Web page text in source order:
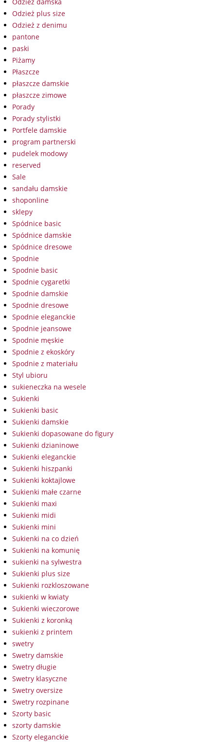
Odzież plus size
Odzież z denimu
pantone
paski
Piżamy
Płaszcze
płaszcze damskie
płaszcze zimowe
Porady
Porady stylistki
Portfele damskie
program partnerski
pudelek modowy
reserved
Sale
sandału damskie
shoponline
sklepy
Spódnice basic
Spódnice damskie
Spódnice dresowe
Spodnie
Spodnie basic
Spodnie cygaretki
Spodnie damskie
Spodnie dresowe
Spodnie eleganckie
Spodnie jeansowe
Spodnie męskie
Spodnie z ekoskóry
Spodnie z materiału
Styl ubioru
sukieneczka na wesele
Sukienki
Sukienki basic
Sukienki damskie
Sukienki dopasowane do figury
Sukienki dzianinowe
Sukienki eleganckie
Sukienki hiszpanki
Sukienki koktajlowe
Sukienki małe czarne
Sukienki maxi
Sukienki midi
Sukienki mini
Sukienki na co dzień
Sukienki na komunię
sukienki na sylwestra
Sukienki plus size
Sukienki rozkloszowane
sukienki w kwiaty
Sukienki wieczorowe
Sukienki z koronką
sukienki z printem
swetry
Swetry damskie
Swetry długie
Swetry klasyczne
Swetry oversize
Swetry rozpinane
Szorty basic
szorty damskie
Szorty eleganckie